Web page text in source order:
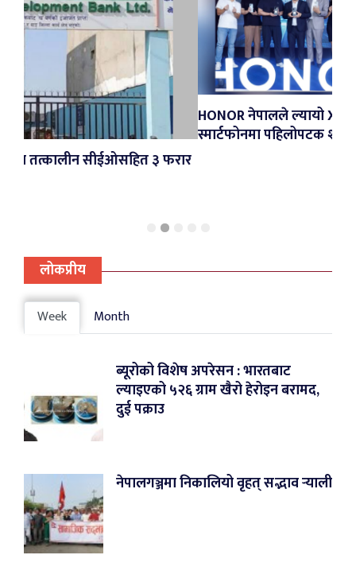
३ फरार
HONOR नेपालले ल्यायो X5d Series र X6d
स्मार्टफोनमा पहिलोपटक शून्य प्रतिशत ईएमआई
लोकप्रीय
Week Month
ब्यूरोको विशेष अपरेसन : भारतबाट
ल्याइएको ५२६ ग्राम खैरो हेरोइन बरामद,
दुई पक्राउ
नेपालगञ्जमा निकालियो वृहत् सद्भाव र्‍याली